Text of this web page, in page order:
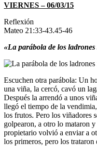
VIERNES – 06/03/15
Reflexión
Mateo 21:33-43.45-46
«La parábola de los ladrones
Escuchen otra parábola: Un
una viña, la cercó, cavó un
Después la arrendó a unos
llegó el tiempo de la
los frutos. Pero los viñadores
golpearon, a otro lo mataron
propietario volvió a enviar a
los primeros, pero los trataron